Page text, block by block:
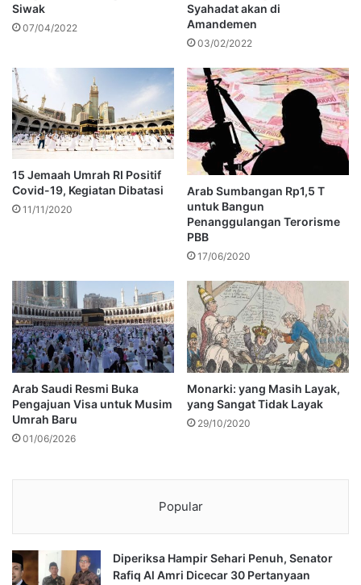
Siwak
07/04/2022
Syahadat akan di
Amandemen
03/02/2022
15 Jemaah Umrah RI Positif
Covid-19, Kegiatan Dibatasi
11/11/2020
Arab Sumbangan Rp1,5 T
untuk Bangun
Penanggulangan Terorisme
PBB
17/06/2020
Arab Saudi Resmi Buka
Pengajuan Visa untuk Musim
Umrah Baru
01/06/2026
Monarki: yang Masih Layak,
yang Sangat Tidak Layak
29/10/2020
Popular
Diperiksa Hampir Sehari Penuh, Senator
Rafiq Al Amri Dicecar 30 Pertanyaan